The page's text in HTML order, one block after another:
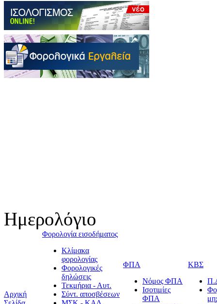
Ημερολόγιο
Αρχική
Φορολογία εισοδήματος
Κλίμακα
φορολογίας
Φορολογικές
δηλώσεις
Τεκμήρια - Αυτ.
Σύντ. αποσβέσεων
ΦΠΑ
Νόμος ΦΠΑ
Ισοτιμίες
ΦΠΑ
ΚΒΣ